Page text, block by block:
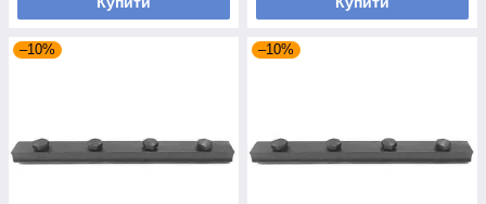
–10% –10%